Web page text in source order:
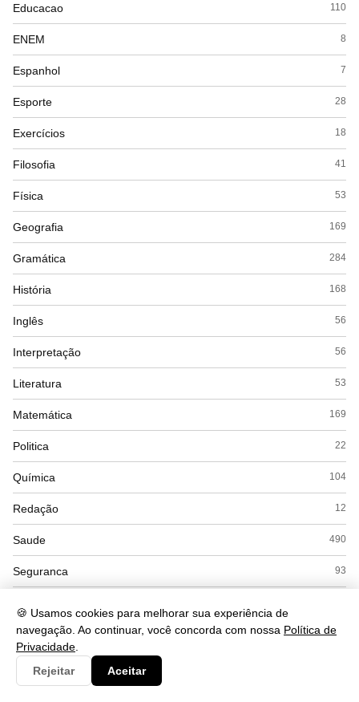
🍪 Usamos cookies para melhorar sua experiência de
navegação. Ao continuar, você concorda com nossa Política de
Privacidade
Rejeitar
Aceitar
Educacao 110
ENEM 8
Espanhol 7
Esporte 28
Exercícios 18
Filosofia 41
Física 53
Geografia 169
Gramática 284
História 168
Inglês 56
Interpretação 56
Literatura 53
Matemática 169
Politica 22
Química 104
Redação 12
Saude 490
Seguranca 93
Sociologia 45
Tecnologia